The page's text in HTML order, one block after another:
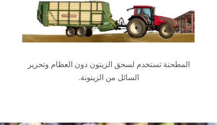
المطحنة تستخدم لسحق الزيتون دون العظام وتحرير
السائل من الزيتونة.